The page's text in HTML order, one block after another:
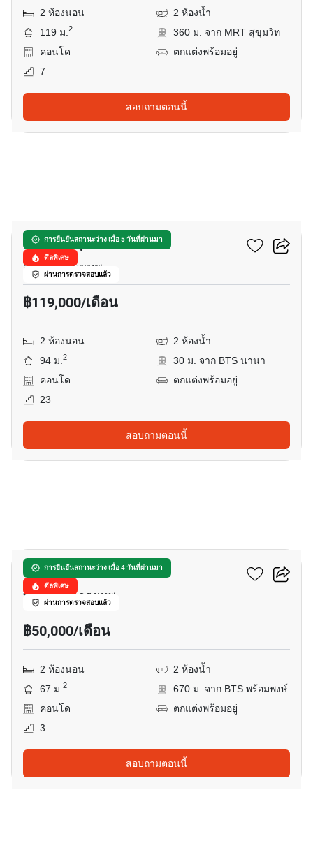
2 ห้องนอน
2 ห้องน้ำ
119 ม.2
360 ม. จาก MRT สุขุมวิท
คอนโด
ตกแต่งพร้อมอยู่
7
สอบถามตอนนี้
การยืนยันสถานะว่าง เมื่อ 5 วันที่ผ่านมา
ดีลพิเศษ
ผ่านการตรวจสอบแล้ว
คิว วัน สุขุมวิท
สุขุมวิท, กรุงเทพ
฿119,000/เดือน
2 ห้องนอน
2 ห้องน้ำ
94 ม.2
30 ม. จาก BTS นานา
คอนโด
ตกแต่งพร้อมอยู่
23
สอบถามตอนนี้
การยืนยันสถานะว่าง เมื่อ 4 วันที่ผ่านมา
ดีลพิเศษ
ผ่านการตรวจสอบแล้ว
เวีย 49
พร้อมพงษ์, กรุงเทพ
฿50,000/เดือน
2 ห้องนอน
2 ห้องน้ำ
67 ม.2
670 ม. จาก BTS พร้อมพงษ์
คอนโด
ตกแต่งพร้อมอยู่
3
สอบถามตอนนี้